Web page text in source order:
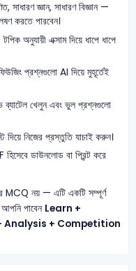
সাধারণ জ্ঞান, সাধারণ বিজ্ঞান —
করতে পারবেন।
অনুযায়ী এক্সাম দিয়ে ধাপে ধাপে
প্রশ্নগুলো AI দিয়ে মুহূর্তেই
ব্যাটেল খেলুন এবং ভুল প্রশ্নগুলো
দিয়ে নিজের প্রস্তুতি যাচাই করুন।
ডাউনলোড বা প্রিন্ট করে
MCQ নয় — এটি একটি সম্পূর্ণ
আপনি পাবেন Learn +
Analysis + Competition